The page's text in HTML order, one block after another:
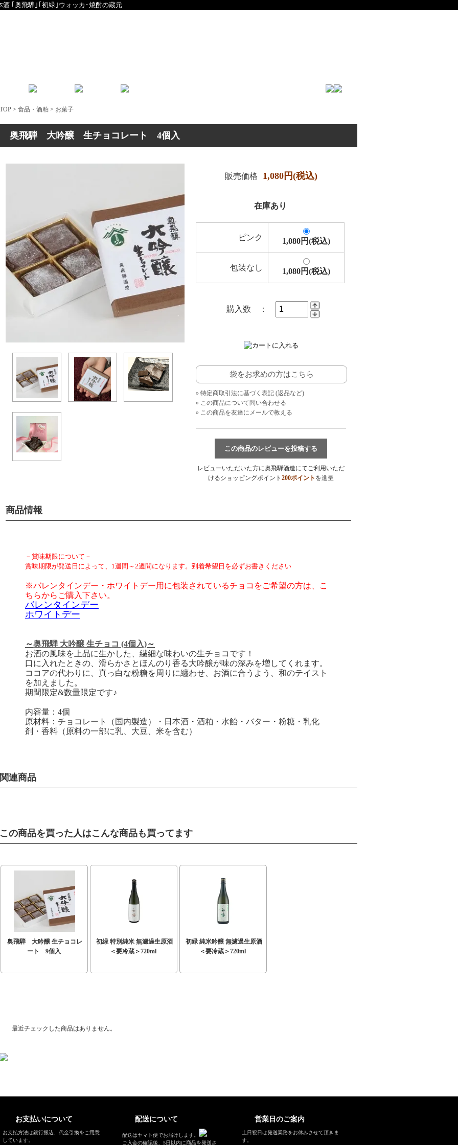
奥飛騨｣｢初緑｣ウォッカ･焼酎の蔵元
TOP > 食品・酒粕 > お菓子
奥飛騨 大吟醸 生チョコレート 4個入
販売価格 1,080円(税込)
在庫あり
ピンク 1,080円(税込)
包装なし 1,080円(税込)
購入数 ：
袋をお求めの方はこちら
» 特定商取引法に基づく表記 (返品など)
» この商品について問い合わせる
» この商品を友達にメールで教える
この商品のレビューを投稿する
レビューいただいた方に奥飛騨酒造にてご利用いただ
けるショッピングポイント 200ポイント を進呈
商品情報
－賞味期限について－
賞味期限が発送日によって、1週間～2週間になります。到着希望日を必ずお書きください
※バレンタインデー・ホワイトデー用に包装されているチョコをご希望の方は、こ
ちらからご購入下さい。
バレンタインデー
ホワイトデー
～奥飛騨 大吟醸 生チョコ (4個入)～
お酒の風味を上品に生かした、繊細な味わいの生チョコです！
口に入れたときの、滑らかさとほんのり香る大吟醸が味の深みを増してくれます。
ココアの代わりに、真っ白な粉糖を周りに纏わせ、お酒に合うよう、和のテイスト
を加えました。
期間限定&数量限定です♪
内容量：4個
原材料：チョコレート（国内製造）・日本酒・酒粕・水飴・バター・粉糖・乳化
剤・香料（原料の一部に乳、大豆、米を含む）
関連商品
この商品を買った人はこんな商品も買ってます
奥飛騨 大吟醸 生チョコレ
ート 9個入
初緑 特別純米 無濾過生原酒
＜要冷蔵＞720ml
初緑 純米吟醸 無濾過生原酒
＜要冷蔵＞720ml
最近チェックした商品はありません。
お支払いについて
お支払方法は銀行振込、代金引換をご用意
しています。
配送について
配送はヤマト便でお届けします。
ご入金の確認後、5日以内に商品を発送さ
営業日のご案内
土日祝日は発送業務をお休みさせて頂きま
す。